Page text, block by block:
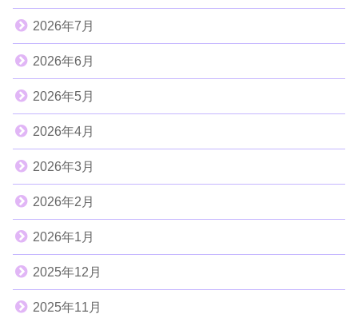
2026年7月
2026年6月
2026年5月
2026年4月
2026年3月
2026年2月
2026年1月
2025年12月
2025年11月